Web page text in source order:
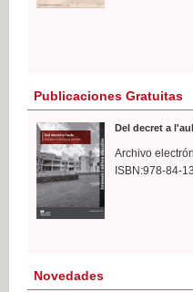
Publicaciones Gratuitas
Del decret a
Archivo
ISBN:978-84-
Novedades